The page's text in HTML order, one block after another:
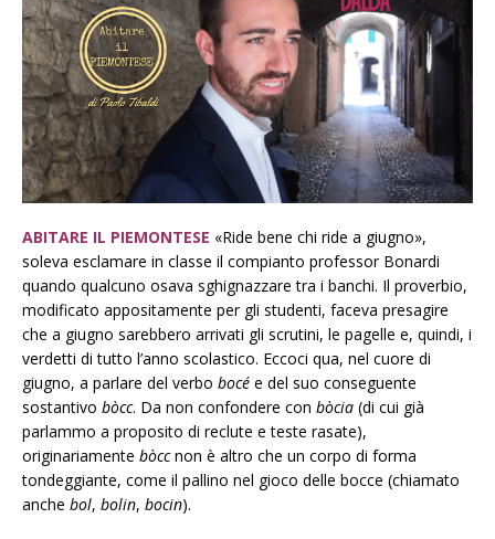
ABITARE IL PIEMONTESE «Ride bene chi ride a giugno»,
soleva esclamare in classe il compianto professor Bonardi
quando qualcuno osava sghignazzare tra i banchi. Il proverbio,
modificato appositamente per gli studenti, faceva presagire
che a giugno sarebbero arrivati gli scrutini, le pagelle e, quindi, i
verdetti di tutto l’anno scolastico. Eccoci qua, nel cuore di
giugno, a parlare del verbo bocé e del suo conseguente
sostantivo bòcc. Da non confondere con bòcia (di cui già
parlammo a proposito di reclute e teste rasate),
originariamente bòccnon è altro che un corpo di forma
tondeggiante, come il pallino nel gioco delle bocce (chiamato
anche bol, bolin, bocin).